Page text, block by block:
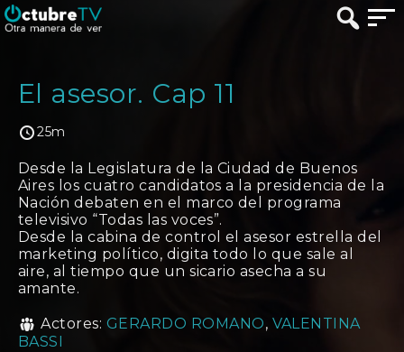
El asesor. Cap 11
25m
Desde la Legislatura de la Ciudad de Buenos
Aires los cuatro candidatos a la presidencia de la
Nación debaten en el marco del programa
televisivo “Todas las voces”.
Desde la cabina de control el asesor estrella del
marketing político, digita todo lo que sale al
aire, al tiempo que un sicario asecha a su
amante.
Actores: GERARDO ROMANO, VALENTINA
BASSI